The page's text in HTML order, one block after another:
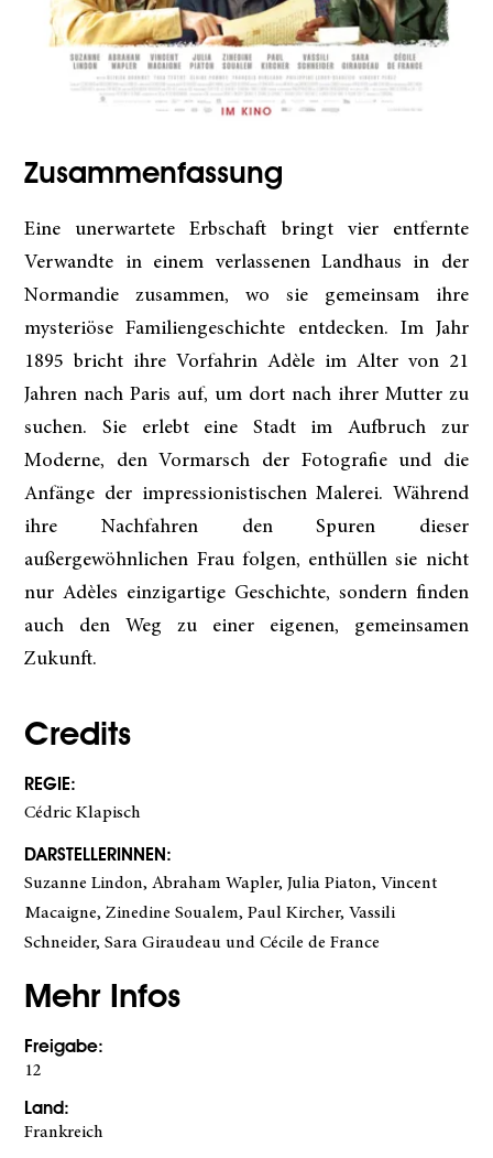
Zusammenfassung
Eine unerwartete Erbschaft bringt vier entfernte
Verwandte in einem verlassenen Landhaus in der
Normandie zusammen, wo sie gemeinsam ihre
mysteriöse Familiengeschichte entdecken. Im Jahr
1895 bricht ihre Vorfahrin Adèle im Alter von 21
Jahren nach Paris auf, um dort nach ihrer Mutter zu
suchen. Sie erlebt eine Stadt im Aufbruch zur
Moderne, den Vormarsch der Fotografie und die
Anfänge der impressionistischen Malerei. Während
ihre Nachfahren den Spuren dieser
außergewöhnlichen Frau folgen, enthüllen sie nicht
nur Adèles einzigartige Geschichte, sondern finden
auch den Weg zu einer eigenen, gemeinsamen
Zukunft.
Credits
REGIE:
Cédric Klapisch
DARSTELLERINNEN :
Suzanne Lindon, Abraham Wapler, Julia Piaton, Vincent
Macaigne, Zinedine Soualem, Paul Kircher, Vassili
Schneider, Sara Giraudeau und Cécile de France
Mehr Infos
Freigabe:
12
Land:
Frankreich